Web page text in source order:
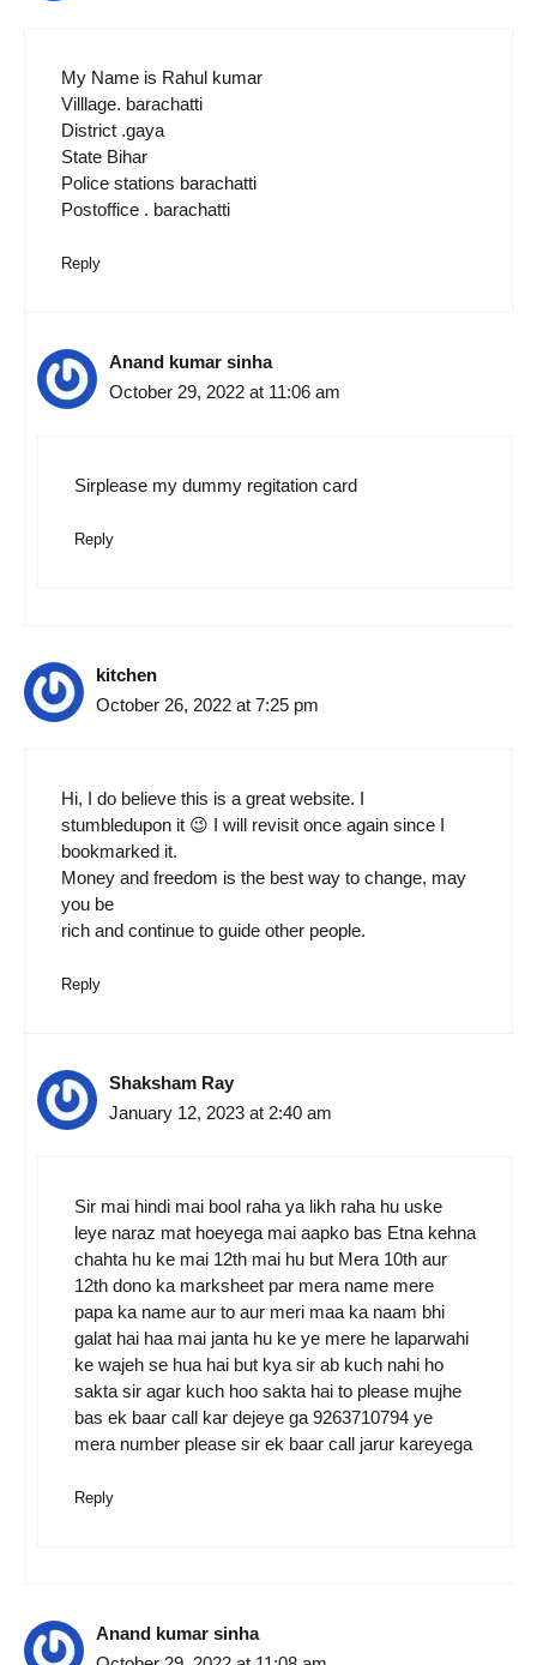
My Name is Rahul kumar
Villlage. barachatti
District .gaya
State Bihar
Police stations barachatti
Postoffice . barachatti
Reply
Anand kumar sinha
October 29, 2022 at 11:06 am
Sirplease my dummy regitation card
Reply
kitchen
October 26, 2022 at 7:25 pm
Hi, I do believe this is a great website. I
stumbledupon it 😉 I will revisit once again since I
bookmarked it.
Money and freedom is the best way to change, may
you be
rich and continue to guide other people.
Reply
Shaksham Ray
January 12, 2023 at 2:40 am
Sir mai hindi mai bool raha ya likh raha hu uske
leye naraz mat hoeyega mai aapko bas Etna kehna
chahta hu ke mai 12th mai hu but Mera 10th aur
12th dono ka marksheet par mera name mere
papa ka name aur to aur meri maa ka naam bhi
galat hai haa mai janta hu ke ye mere he laparwahi
ke wajeh se hua hai but kya sir ab kuch nahi ho
sakta sir agar kuch hoo sakta hai to please mujhe
bas ek baar call kar dejeye ga 9263710794 ye
mera number please sir ek baar call jarur kareyega
Reply
Anand kumar sinha